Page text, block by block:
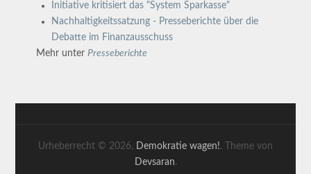
Initiative kritisiert das "System Sparkasse"
Nachhaltigkeitssatzung - Presseberichte über die
Debatte im Finanzausschuss
Mehr unterPresseberichte
Urheberrecht © 2026, Demokratie wagen!. Theme von
Devsaran.